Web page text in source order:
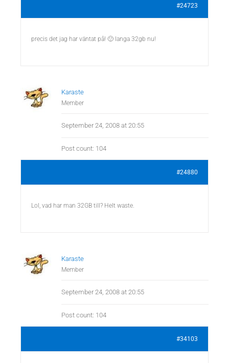
#24723
precis det jag har väntat på! 🙂 langa 32gb nu!
Karaste
Member
September 24, 2008 at 20:55
Post count: 104
#24880
Lol, vad har man 32GB till? Helt waste.
Karaste
Member
September 24, 2008 at 20:55
Post count: 104
#34103